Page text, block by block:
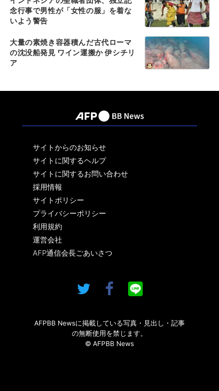
念行事で男性が「女性の服」を着な
いよう警告
大量の素焼き容器積んだ古代ローマ
の沈没船発見 ワイン運搬か 伊シチリ
ア
サイトからのお知らせ
サイトに関するヘルプ
サイトに関するお問い合わせ
採用情報
サイトポリシー
プライバシーポリシー
利用規約
運営会社
AFP通信会長ごあいさつ
AFPBB Newsに掲載している写真・見出し・記事
の無断使用を禁じます。
© AFPBB News